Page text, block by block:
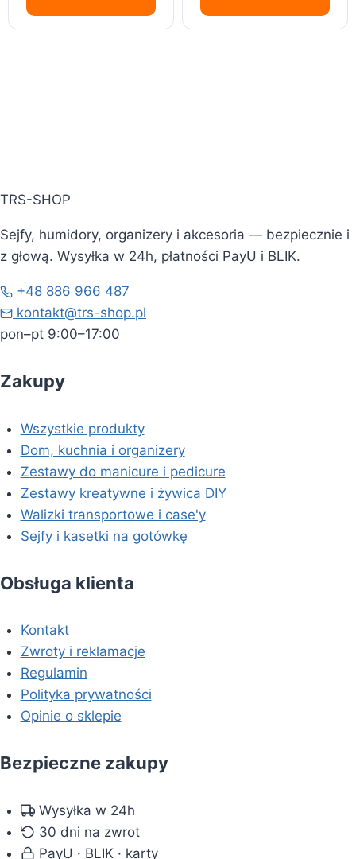
TRS-SHOP
Sejfy, humidory, organizery i akcesoria — bezpiecznie i
z głową. Wysyłka w 24h, płatności PayU i BLIK.
+48 886 966 487
kontakt@trs-shop.pl
pon–pt 9:00–17:00
Zakupy
Wszystkie produkty
Dom, kuchnia i organizery
Zestawy do manicure i pedicure
Zestawy kreatywne i żywica DIY
Walizki transportowe i case'y
Sejfy i kasetki na gotówkę
Obsługa klienta
Kontakt
Zwroty i reklamacje
Regulamin
Polityka prywatności
Opinie o sklepie
Bezpieczne zakupy
Wysyłka w 24h
30 dni na zwrot
PayU · BLIK · karty